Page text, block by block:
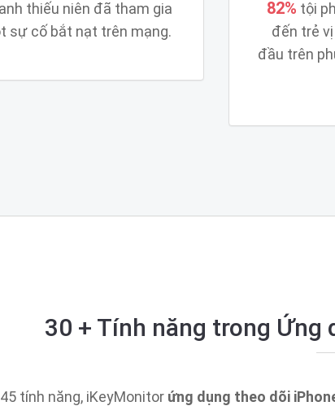
thiếu niên đã tham gia
sự cố bắt nạt trên mạng.
82% tội
đến trẻ
đầu trên
30 + Tính năng trong
tính năng, iKeyMonitor ứng dụng theo dõi